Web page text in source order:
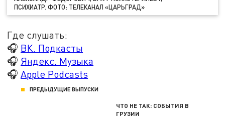
ПСИХИАТР. ФОТО: ТЕЛЕКАНАЛ «ЦАРЬГРАД»
Где слушать:
🎧 ВК. Подкасты
🎧 Яндекс. Музыка
🎧 Apple Podcasts
ПРЕДЫДУЩИЕ ВЫПУСКИ
ЧТО НЕ ТАК: СОБЫТИЯ В
ГРУЗИИ